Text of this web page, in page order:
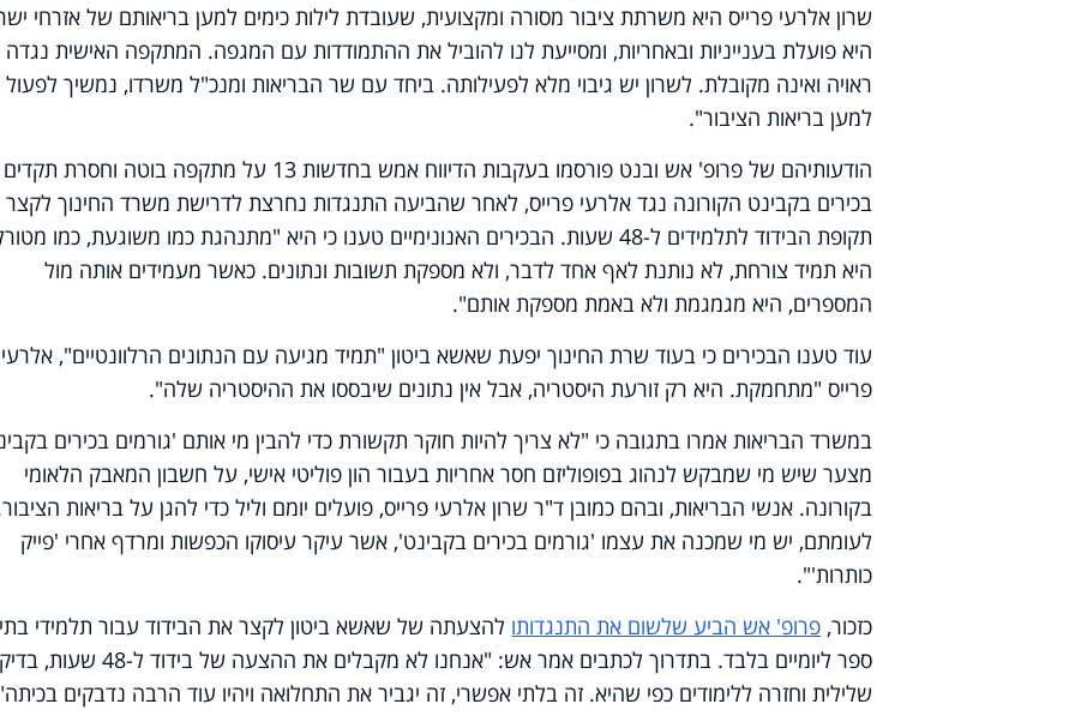
שרון אלרעי פרייס היא משרתת ציבור מסורה ומקצועית, שעובדת לילות כימים למען בריאותם של אזרחי
היא פועלת בענייניות ובאחריות, ומסייעת לנו להוביל את ההתמודדות עם המגפה. המתקפה האישית נגדה
ראויה ואינה מקובלת. לשרון יש גיבוי מלא לפעילותה. ביחד עם שר הבריאות ומנכ"ל משרדו, נמשיך לפעול
למען בריאות הציבור".
הודעותיהם של פרופ' אש ובנט פורסמו בעקבות הדיווח אמש בחדשות 13 על מתקפה בוטה
בכירים בקבינט הקורונה נגד אלרעי פרייס, לאחר שהביעה התנגדות נחרצת לדרישת משרד החינוך
תקופת הבידוד לתלמידים ל-48 שעות. הבכירים האנונימיים טענו כי היא "מתנהגת כמו משוגעת, כמו
היא תמיד צורחת, לא נותנת לאף אחד לדבר, ולא מספקת תשובות ונתונים. כאשר מעמידים אותה מול
המספרים, היא מגמגמת ולא באמת מספקת אותם".
עוד טענו הבכירים כי בעוד שרת החינוך יפעת שאשא ביטון "תמיד מגיעה עם הנתונים הרלוונטיים", אלרעי
פרייס "מתחמקת. היא רק זורעת היסטריה, אבל אין נתונים שיבססו את ההיסטריה שלה".
במשרד הבריאות אמרו בתגובה כי "לא צריך להיות חוקר תקשורת כדי להבין מי אותם 'גורמים בכירים
מצער שיש מי שמבקש לנהוג בפופוליזם חסר אחריות בעבור הון פוליטי אישי, על חשבון המאבק הלאומי
בקורונה. אנשי הבריאות, ובהם כמובן ד"ר שרון אלרעי פרייס, פועלים יומם וליל כדי להגן על בריאות
לעומתם, יש מי שמכנה את עצמו 'גורמים בכירים בקבינט', אשר עיקר עיסוקו הכפשות ומרדף אחרי 'פייק
כותרות'".
כזכור, פרופ' אש הביע שלשום את התנגדותו להצעתה של שאשא ביטון לקצר את הבידוד עבור תלמידי בתי
ספר ליומיים בלבד. בתדרוך לכתבים אמר אש: "אנחנו לא מקבלים את ההצעה של בידוד
שלילית וחזרה ללימודים כפי שהיא. זה בלתי אפשרי, זה יגביר את התחלואה ויהיו עוד הרבה נדבקים